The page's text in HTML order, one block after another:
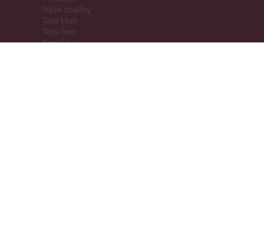
Naše značky
Teta klub
Teta foto
Teta káva